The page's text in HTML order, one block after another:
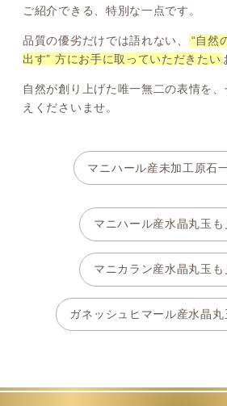
ご紹介できる、特別な一点です。
品質の優劣だけでは語れない、
“自然
出す” 方にお手に取っていただきたい
自然が創り上げた唯一無二の表情を
えくださいませ。
マニハール産未加工原石
マニハール産水晶丸玉も
マニカラン産水晶丸玉も
ガネッシュヒマール産水晶丸